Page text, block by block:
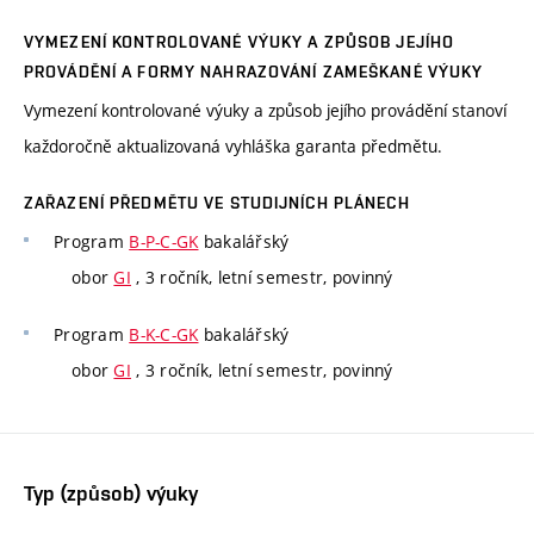
VYMEZENÍ KONTROLOVANÉ VÝUKY A ZPŮSOB JEJÍHO
PROVÁDĚNÍ A FORMY NAHRAZOVÁNÍ ZAMEŠKANÉ VÝUKY
Vymezení kontrolované výuky a způsob jejího provádění stanoví
každoročně aktualizovaná vyhláška garanta předmětu.
ZAŘAZENÍ PŘEDMĚTU VE STUDIJNÍCH PLÁNECH
Program B-P-C-GKbakalářský
oborGI , 3 ročník, letní semestr, povinný
Program B-K-C-GK bakalářský
oborGI , 3 ročník, letní semestr, povinný
Typ (způsob) výuky